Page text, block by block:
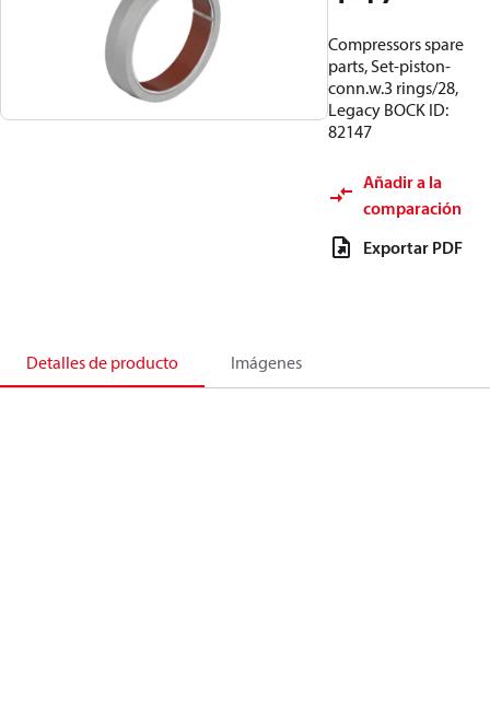
Compressors spare
parts, Set-piston-
conn.w.3 rings/28,
Legacy BOCK ID:
82147
Añadir a la
comparación
Exportar PDF
Detalles de producto Imágenes